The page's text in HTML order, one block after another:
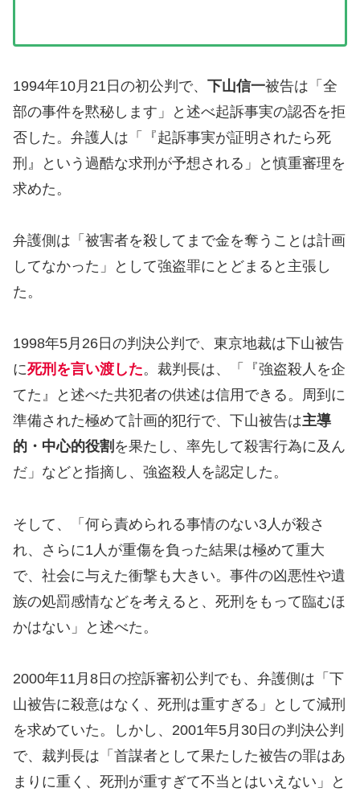
1994年10月21日の初公判で、 下山信一被告は「全
部の事件を黙秘します」と述べ起訴事実の認否を拒
否した。弁護人は「『起訴事実が証明されたら死
刑』という過酷な求刑が予想される」と慎重審理を
求めた。
弁護側は「被害者を殺してまで金を奪うことは計画
してなかった」として強盗罪にとどまると主張し
た。
1998年5月26日の判決公判で、東京地裁は下山被告
に死刑を言い渡した。裁判長は、「『強盗殺人を企
てた』と述べた共犯者の供述は信用できる。周到に
準備された極めて計画的犯行で、下山被告は主導
的・中心的役割 を果たし、率先して殺害行為に及ん
だ」などと指摘し、強盗殺人を認定した。
そして、「何ら責められる事情のない3人が殺さ
れ、さらに1人が重傷を負った結果は極めて重大
で、社会に与えた衝撃も大きい。事件の凶悪性や遺
族の処罰感情などを考えると、死刑をもって臨むほ
かはない」と述べた。
2000年11月8日の控訴審初公判でも、弁護側は「下
山被告に殺意はなく、死刑は重すぎる」として減刑
を求めていた。しかし、2001年5月30日の判決公判
で、裁判長は「首謀者として果たした被告の罪はあ
まりに重く、死刑が重すぎて不当とはいえない」と